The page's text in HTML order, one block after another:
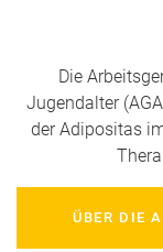
Die
Jugendalter
der Adipositas
ÜBER DIE